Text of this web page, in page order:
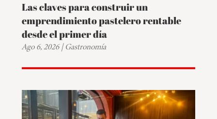
Las claves para construir un
emprendimiento pastelero rentable
desde el primer día
Ago 6, 2026|Gastronomía